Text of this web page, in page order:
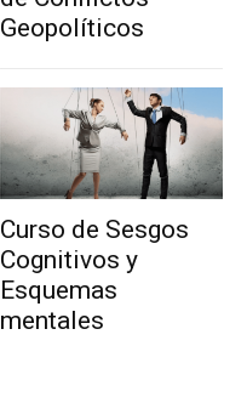
Geopolíticos
Curso de Sesgos
Cognitivos y
Esquemas
mentales